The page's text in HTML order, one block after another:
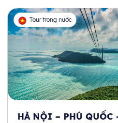
Tour trong nước
HÀ NỘI – PHÚ QUỐC